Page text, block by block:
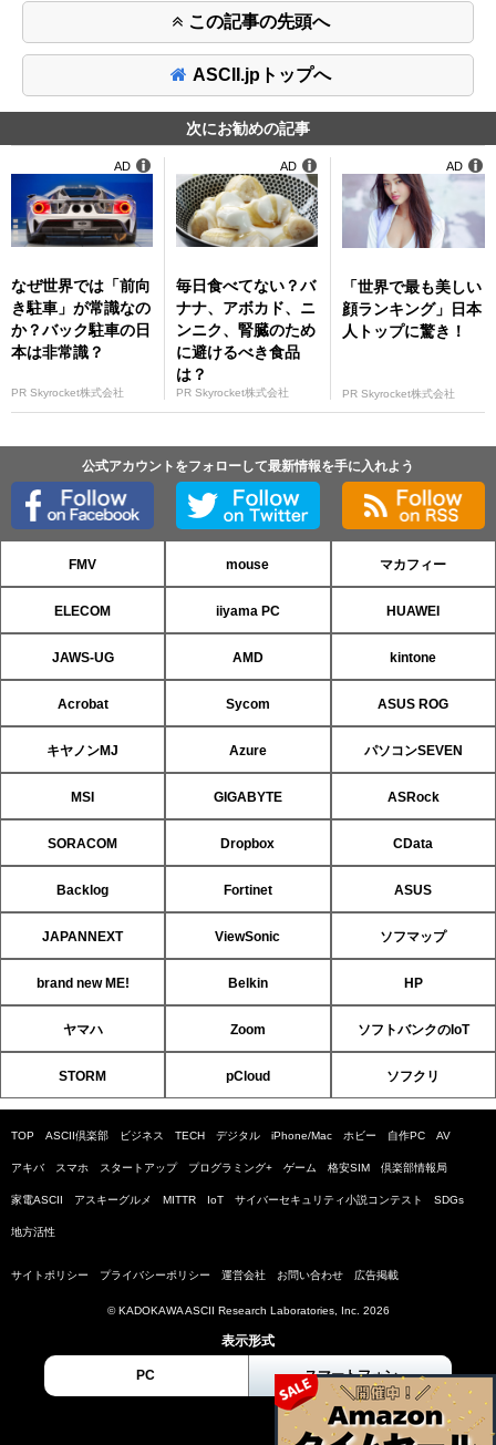
この記事の先頭へ
ASCII.jpトップへ
次にお勧めの記事
なぜ世界では「前向
き駐車」が常識なの
か？バック駐車の日
本は非常識？
PR Skyrocket株式会社
AD
毎日食べてない？バ
ナナ、アボカド、ニ
ンニク、腎臓のため
に避けるべき食品
は？
PR Skyrocket株式会社
AD
「世界で最も美しい
顔ランキング」日本
人トップに驚き！
PR Skyrocket株式会社
AD
公式アカウントをフォローして最新情報を手に入れよう
FMV mouse マカフィー
ELECOM iiyama PC HUAWEI
JAWS-UG AMD kintone
Acrobat Sycom ASUS ROG
キヤノンMJ Azure パソコンSEVEN
MSI GIGABYTE ASRock
SORACOM Dropbox CData
Backlog Fortinet ASUS
JAPANNEXT ViewSonic ソフマップ
brand new ME! Belkin HP
ヤマハ Zoom ソフトバンクのIoT
STORM pCloud ソフクリ
TOP ASCII倶楽部 ビジネス TECH デジタル iPhone/Mac ホビー 自作PC AV
アキバ スマホ スタートアップ プログラミング+ ゲーム 格安SIM 倶楽部情報局
家電ASCII アスキーグルメ MITTR IoT サイバーセキュリティ小説コンテスト SDGs
地方活性
サイトポリシー プライバシーポリシー 運営会社 お問い合わせ 広告掲載
© KADOKAWA ASCII Research Laboratories, Inc. 2026
表示形式
PC スマートフォン